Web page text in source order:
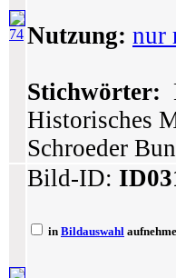
74 Nutzung: nur
Stichwörter:
Historisches
Schroeder
Bild-ID:
in Bildauswahl